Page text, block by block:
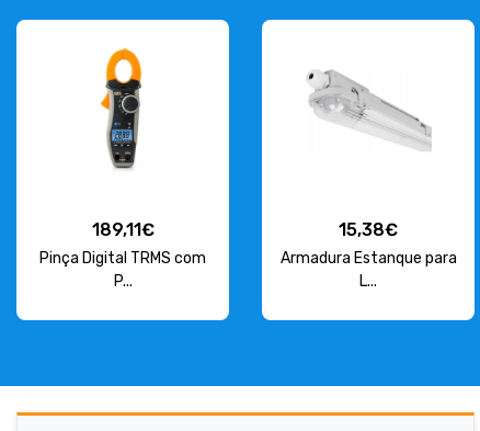
189,11€
Pinça Digital TRMS com
P...
15,38€
Armadura Estanque para
L...